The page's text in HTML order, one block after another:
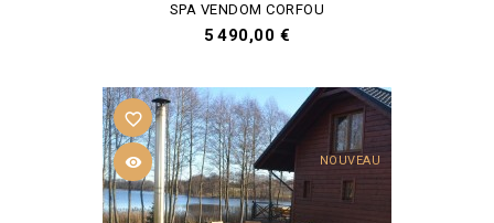
SPA VENDOM CORFOU
Prix
5 490,00 €
NOUVEAU

favorite_border